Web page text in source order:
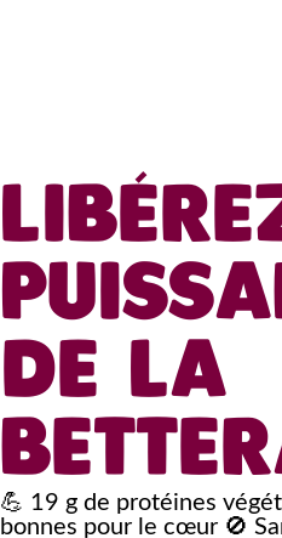
DE LA
💪 19 g de protéines
bonnes pour le cœur 🚫